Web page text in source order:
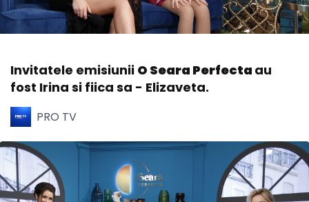
Invitatele emisiunii O Seara Perfecta au
fost Irina si fiica sa - Elizaveta.
PRO TV